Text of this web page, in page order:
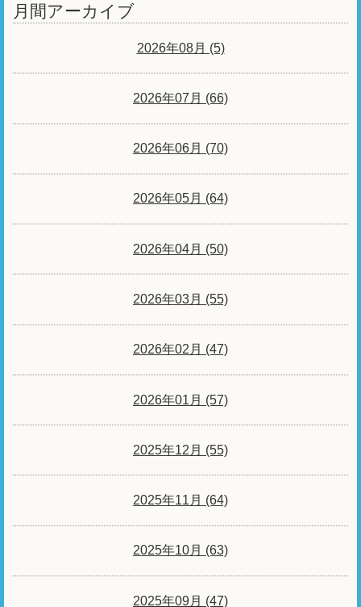
月間アーカイブ
2026年08月 (5)
2026年07月 (66)
2026年06月 (70)
2026年05月 (64)
2026年04月 (50)
2026年03月 (55)
2026年02月 (47)
2026年01月 (57)
2025年12月 (55)
2025年11月 (64)
2025年10月 (63)
2025年09月 (47)